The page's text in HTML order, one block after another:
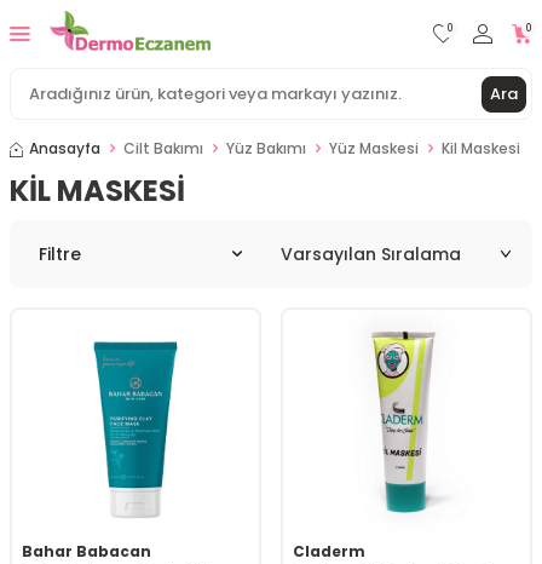
Ara
0 0
Anasayfa Cilt Bakımı Yüz Bakımı Yüz Maskesi Kil Maskesi
KIL MASKESI
Filtre
Bahar Babacan
Claderm